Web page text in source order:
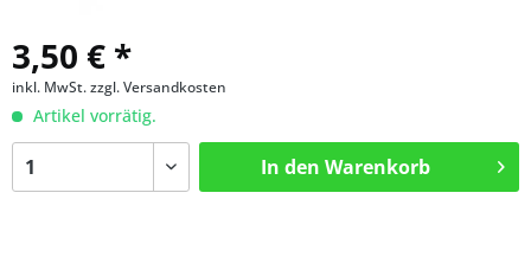
3,50 € *
inkl. MwSt.zzgl. Versandkosten
Artikel vorrätig.
In den Warenkorb